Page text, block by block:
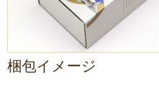
梱包イメージ